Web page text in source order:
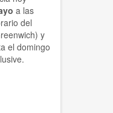
a las
del
y
el domingo